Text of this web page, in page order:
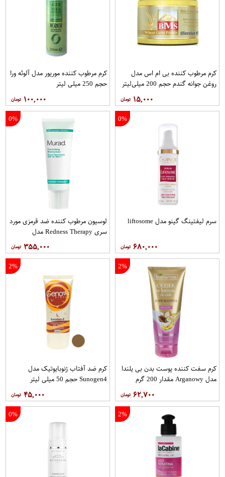
کرم مرطوب کننده بی ام اس مدل
روغن جوانه گندم حجم 200 میلی‌لیتر
۱۵,۰۰۰
کرم مرطوب کننده موریور مدل آلوئه ورا
حجم 250 میلی لیتر
۱۰۰,۰۰۰
0%
سرم لیفتینگ گینو مدل liftosome
۶۸۰,۰۰۰
0%
لوسیون مرطوب کننده ضد قرمزی مورد
سری Redness Therapy مدل
Correcting Muisturizer Spf15 حجم
50 میلی لیتر
۳۵۵,۰۰۰
2%
کرم سفت‌ کننده پوست بدن بی یلندا
مدل Arganowy مقدار 200 گرم
۶۲,۷۰۰
2%
کرم ضد آفتاب ژنوبایوتیک مدل
Sunogen4 حجم 50 میلی لیتر
۴۵,۰۰۰
2%
0%